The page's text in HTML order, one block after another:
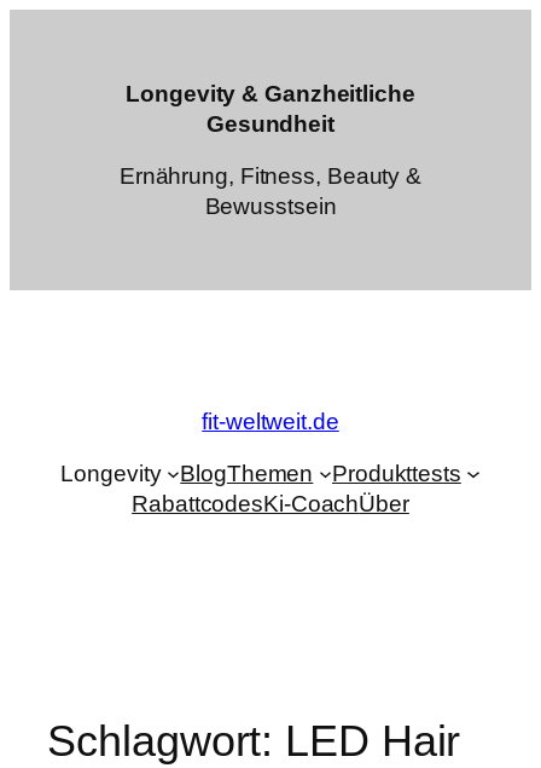
Longevity & Ganzheitliche
Gesundheit
Ernährung, Fitness, Beauty &
Bewusstsein
fit-weltweit.de
Longevity BlogThemen
Produkttests
RabattcodesKi-CoachÜber
Schlagwort: LED Hair